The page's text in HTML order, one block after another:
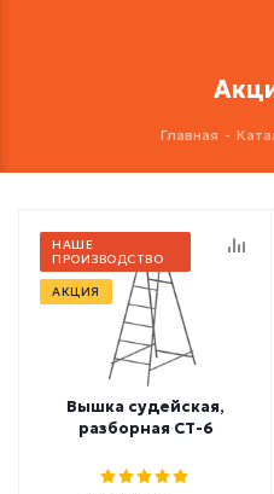
Главная -
НАШЕ
ПРОИЗВОДСТВО
АКЦИЯ
Вышка судейская,
разборная СТ-6